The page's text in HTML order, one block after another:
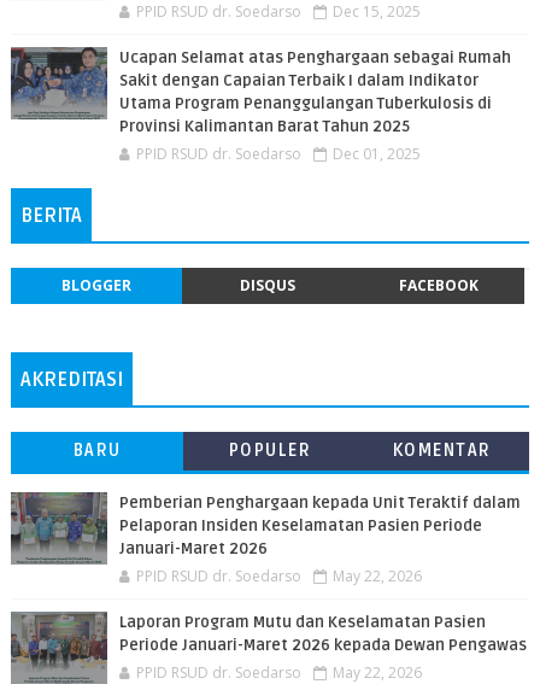
PPID RSUD dr. Soedarso Dec 15, 2025
Ucapan Selamat atas Penghargaan sebagai Rumah
Sakit dengan Capaian Terbaik I dalam Indikator
Utama Program Penanggulangan Tuberkulosis di
Provinsi Kalimantan Barat Tahun 2025
PPID RSUD dr. Soedarso Dec 01, 2025
BERITA
BLOGGER DISQUS FACEBOOK
AKREDITASI
BARU POPULER KOMENTAR
Pemberian Penghargaan kepada Unit Teraktif dalam
Pelaporan Insiden Keselamatan Pasien Periode
Januari-Maret 2026
PPID RSUD dr. Soedarso May 22, 2026
Laporan Program Mutu dan Keselamatan Pasien
Periode Januari-Maret 2026 kepada Dewan Pengawas
PPID RSUD dr. Soedarso May 22, 2026